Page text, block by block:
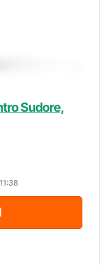
Sudore,